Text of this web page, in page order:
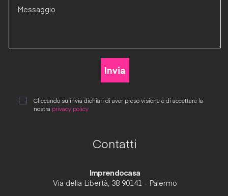
Cliccando su invia dichiari di aver preso visione e di accettare la
nostra privacy policy
Contatti
Imprendocasa
Via della Libertà, 38 90141 - Palermo